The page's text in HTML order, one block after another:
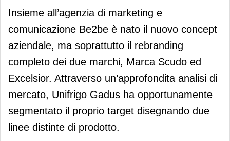
Insieme all’agenzia di marketing e
comunicazione Be2be è nato il nuovo concept
aziendale, ma soprattutto il rebranding
completo dei due marchi, Marca Scudo ed
Excelsior. Attraverso un’approfondita analisi di
mercato, Unifrigo Gadus ha opportunamente
segmentato il proprio target disegnando due
linee distinte di prodotto.